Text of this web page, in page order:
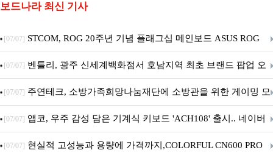
보드나라 최신 기사
[07/07] STCOM, ROG 20주년 기념 플래그십 메인보드 ASUS ROG
Crosshair X870E EDITION 20 국내 출시 예정
[07/07] 벤틀리, 광주 신세계백화점서 호남지역 최초 브랜드 팝업 오
픈
[07/07] 주연테크, 소방가족희망나눔재단에 소방관을 위한 게이밍 모
니터·스마트 펫 침대 기부
[07/07] 앱코, 우주 감성 담은 기계식 키보드 'ACH108' 출시.. 네이버
브랜드데이 기획전 진행
[07/07] 현실적 고성능과 용량에 가격까지,COLORFUL CN600 PRO